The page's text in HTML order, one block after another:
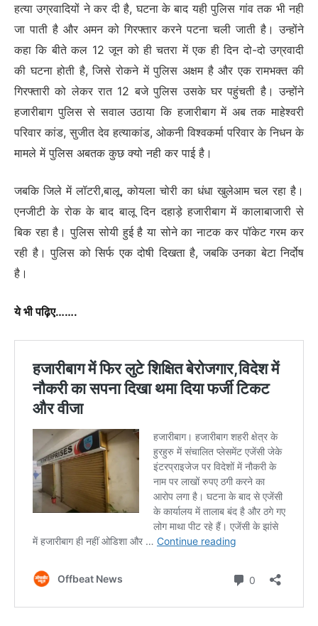
हत्या उग्रवादियों ने कर दी है, घटना के बाद यही पुलिस गांव तक भी नही
जा पाती है और अमन को गिरफ्तार करने पटना चली जाती है। उन्होंने
कहा कि बीते कल 12 जून को ही चतरा में एक ही दिन दो-दो उग्रवादी
की घटना होती है, जिसे रोकने में पुलिस अक्षम है और एक रामभक्त की
गिरफ्तारी को लेकर रात 12 बजे पुलिस उसके घर पहुंचती है। उन्होंने
हजारीबाग पुलिस से सवाल उठाया कि हजारीबाग में अब तक माहेश्वरी
परिवार कांड, सुजीत देव हत्याकांड, ओकनी विश्वकर्मा परिवार के निधन के
मामले में पुलिस अबतक कुछ क्यो नही कर पाई है।
जबकि जिले में लॉटरी,बालू, कोयला चोरी का धंधा खुलेआम चल रहा है।
एनजीटी के रोक के बाद बालू दिन दहाड़े हजारीबाग में कालाबाजारी से
बिक रहा है। पुलिस सोयी हुई है या सोने का नाटक कर पॉकेट गरम कर
रही है। पुलिस को सिर्फ एक दोषी दिखता है, जबकि उनका बेटा निर्दोष
है।
ये भी पढ़िए…….